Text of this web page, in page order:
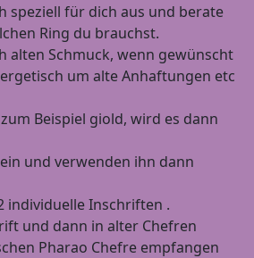
speziell für dich aus und berate
Ring du brauchst.
alten Schmuck, wenn gewünscht
um alte Anhaftungen etc
Beispiel giold, wird es dann
und verwenden ihn dann
individuelle Inschriften .
und dann in alter Chefren
Pharao Chefre empfangen